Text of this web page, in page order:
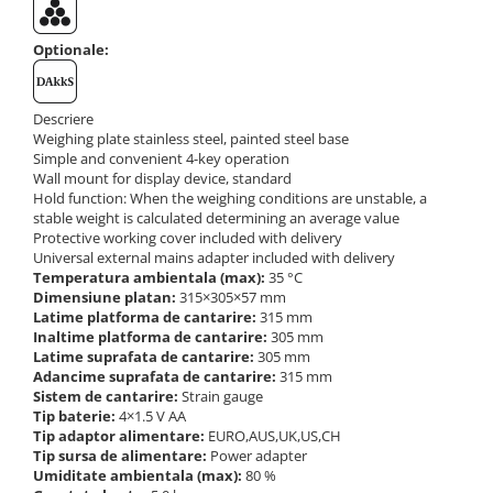
Instrumente de masurare
Celule de forta
Celule de sarcina
Celule masurare masa
Senzori de cuplu
Durometre
Durometre pentru metale (Leeb)
Durometre pentru metale (UCI)
Durometre pentru plastic (Shore)
Dispozitive de masurare a lungimii
Masurare metrica a lungimii
Componente pentru masurare
Transmitatoare
Colorimetre
Masurare forta
Bacuri cu surub
Optionale:
Descriere
Weighing plate stainless steel, painted steel base
Simple and convenient 4-key operation
Wall mount for display device, standard
Hold function: When the weighing conditions are unstable, a
stable weight is calculated determining an average value
Protective working cover included with delivery
Universal external mains adapter included with delivery
Temperatura ambientala (max): 35 °C
Dimensiune platan: 315×305×57 mm
Latime platforma de cantarire: 315 mm
Inaltime platforma de cantarire: 305 mm
Latime suprafata de cantarire: 305 mm
Adancime suprafata de cantarire: 315 mm
Sistem de cantarire: Strain gauge
Tip baterie: 4×1.5 V AA
Tip adaptor alimentare: EURO,AUS,UK,US,CH
Tip sursa de alimentare: Power adapter
Umiditate ambientala (max): 80 %